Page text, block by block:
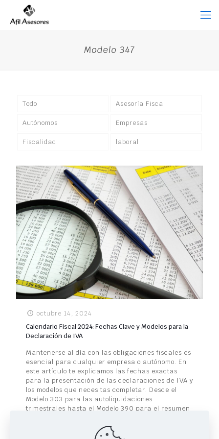
Modelo 347
Todo Asesoría Fiscal
Autónomos Empresas
Fiscalidad laboral
octubre 14, 2024
Calendario Fiscal 2024: Fechas Clave y Modelos para la
Declaración de IVA
Mantenerse al día con las obligaciones fiscales es
esencial para cualquier empresa o autónomo. En
este artículo te explicamos las fechas exactas
para la presentación de las declaraciones de IVA y
los modelos que necesitas completar. Desde el
Modelo 303 para las autoliquidaciones
trimestrales hasta el Modelo 390 para el resumen
evitar sanciones. ¡Toma nota y no dejes que las
fechas te pillen desprevenido!